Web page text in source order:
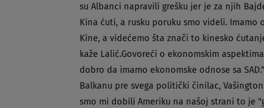
su Albanci napravili grešku jer je za njih
Kina ćuti, a rusku poruku smo videli. Imamo
Kine, a videćemo šta znači to kinesko
kaže Lalić.Govoreći o ekonomskim
dobro da imamo ekonomske odnose sa
Balkanu pre svega politički činilac,
smo mi dobili Ameriku na našoj strani to je